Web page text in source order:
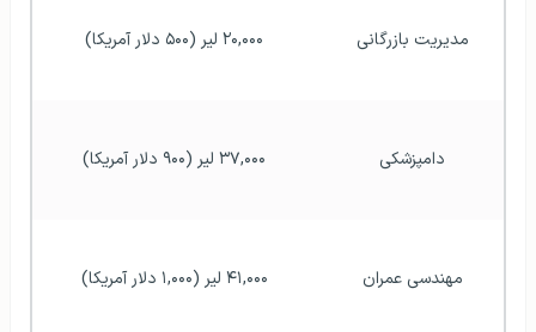
مدیریت بازرگانی ۲۰,۰۰۰ لیر (۵۰۰ دلار آمریکا)
دامپزشکی ۳۷,۰۰۰ لیر (۹۰۰ دلار آمریکا)
مهندسی عمران ۴۱,۰۰۰ لیر (۱,۰۰۰ دلار آمریکا)